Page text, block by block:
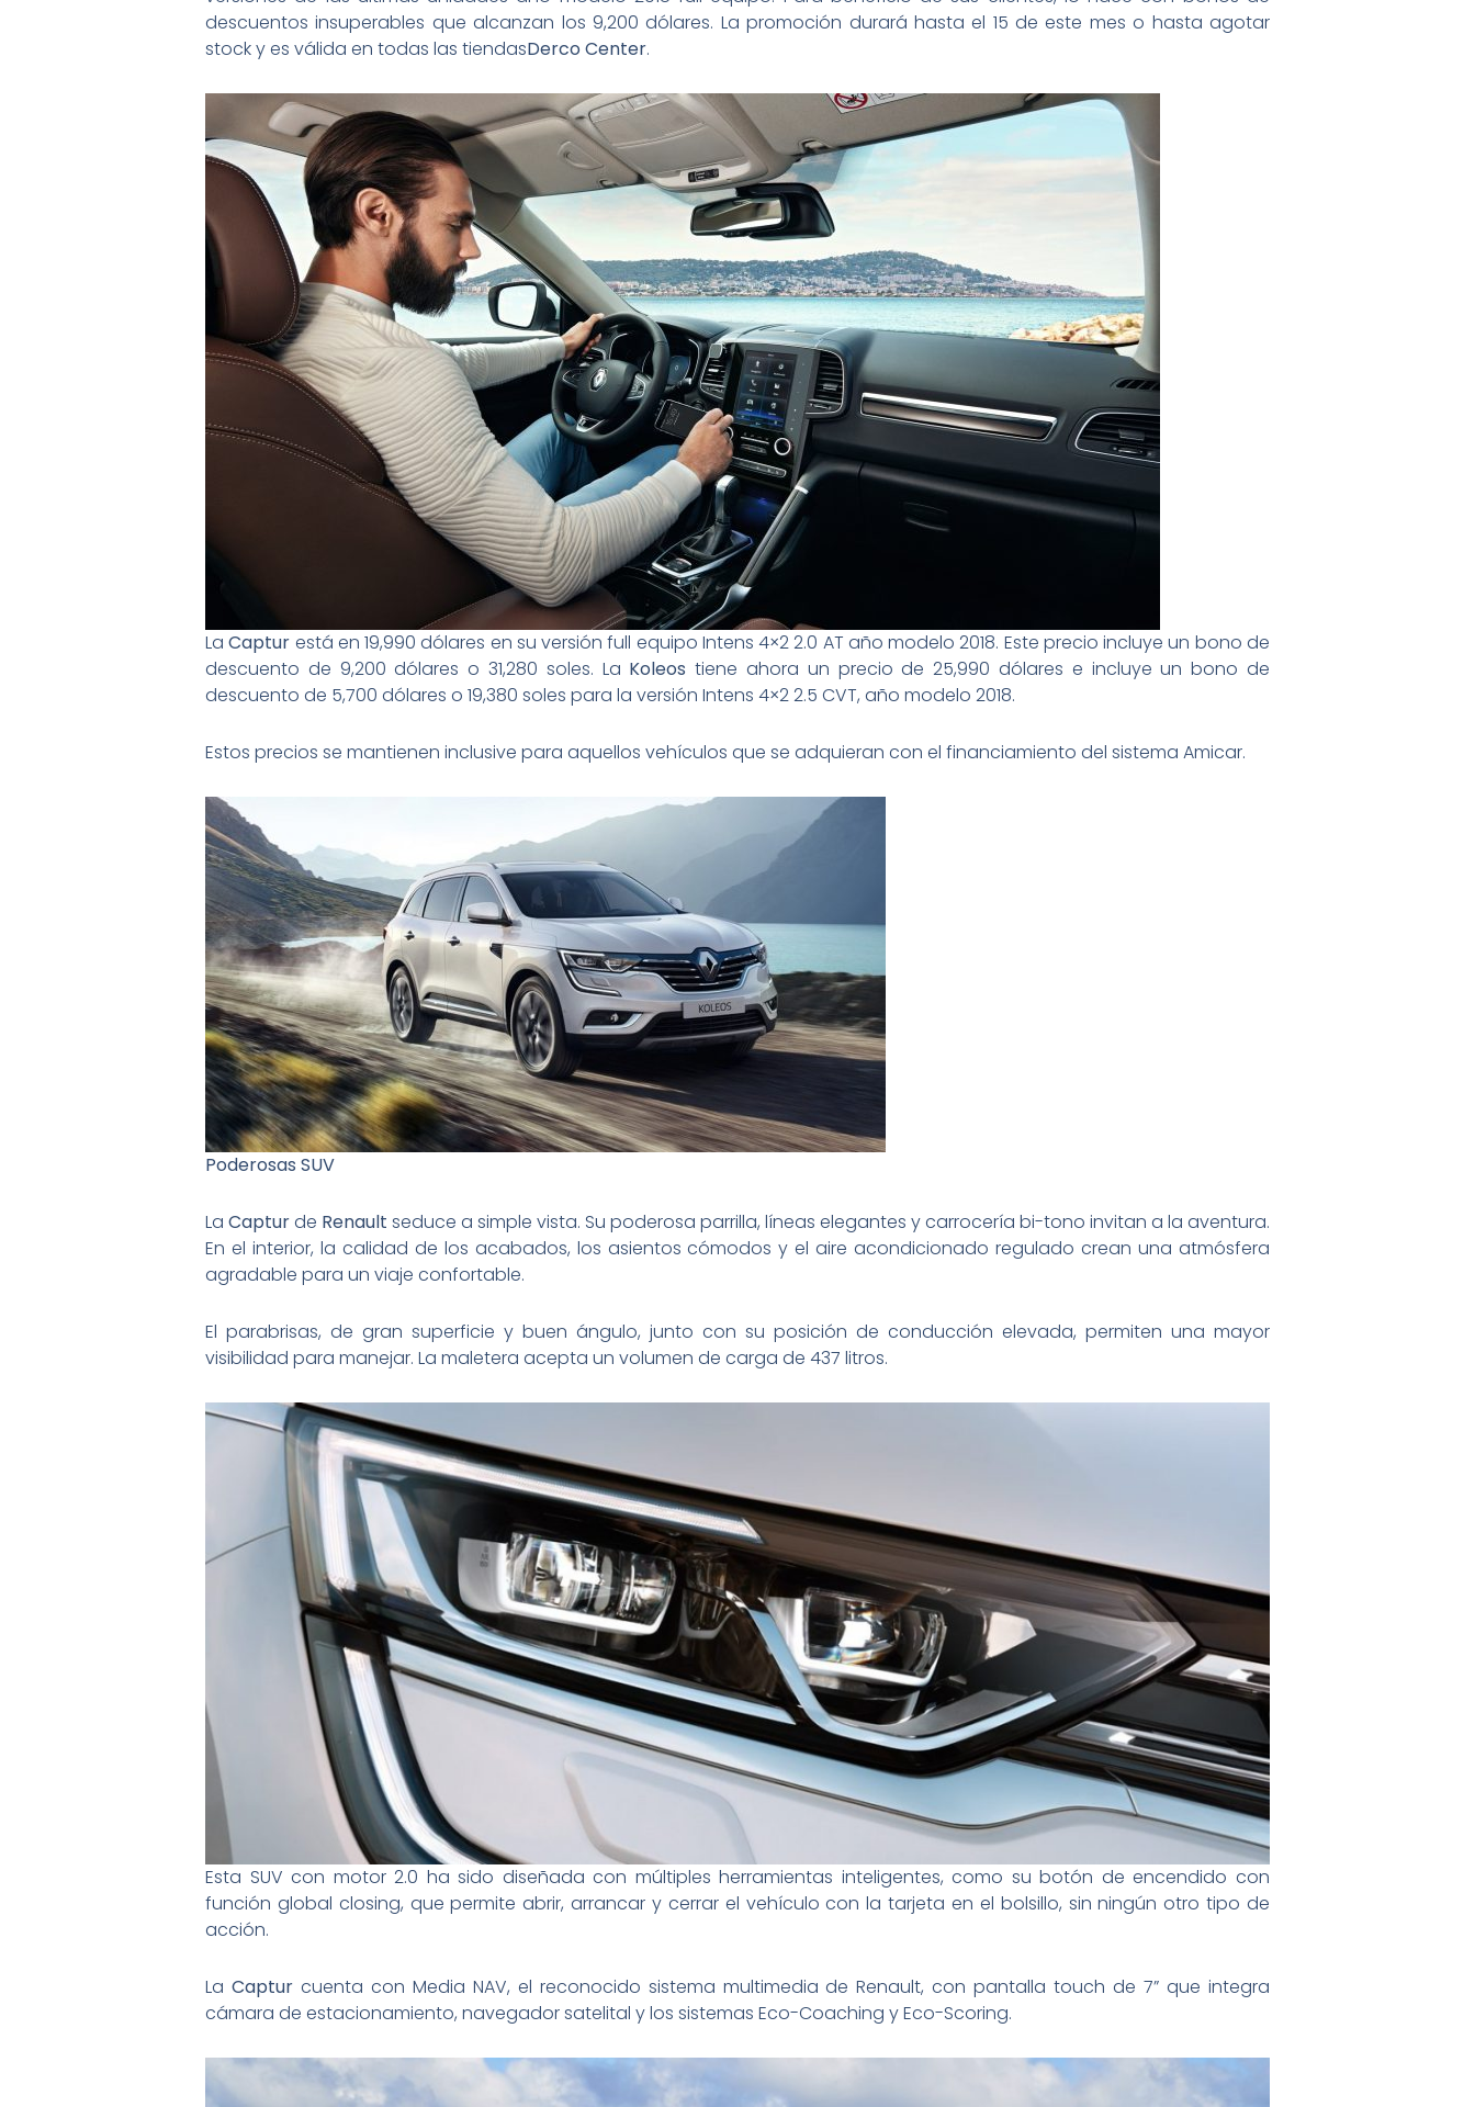
descuentos insuperables que alcanzan los 9,200 dólares. La promoción durará hasta el 15 de este mes o hasta agotar
stock y es válida en todas las tiendasDerco Center.
LaCaptur está en 19,990 dólares en su versión full equipo Intens 4×2 2.0 AT año modelo 2018. Este precio incluye un bono de
descuento de 9,200 dólares o 31,280 soles. La Koleos tiene ahora un precio de 25,990 dólares e incluye un bono de
descuento de 5,700 dólares o 19,380 soles para la versión Intens 4×2 2.5 CVT, año modelo 2018.
Estos precios se mantienen inclusive para aquellos vehículos que se adquieran con el financiamiento del sistema Amicar.
Poderosas SUV
La Capturde Renault seduce a simple vista. Su poderosa parrilla, líneas elegantes y carrocería bi-tono invitan a la aventura.
En el interior, la calidad de los acabados, los asientos cómodos y el aire acondicionado regulado crean una atmósfera
agradable para un viaje confortable.
El parabrisas, de gran superficie y buen ángulo, junto con su posición de conducción elevada, permiten una mayor
visibilidad para manejar. La maletera acepta un volumen de carga de 437 litros.
Esta SUV con motor 2.0 ha sido diseñada con múltiples herramientas inteligentes, como su botón de encendido con
función global closing, que permite abrir, arrancar y cerrar el vehículo con la tarjeta en el bolsillo, sin ningún otro tipo de
acción.
La Capturcuenta con Media NAV, el reconocido sistema multimedia de Renault, con pantalla touch de 7” que integra
cámara de estacionamiento, navegador satelital y los sistemas Eco-Coaching y Eco-Scoring.